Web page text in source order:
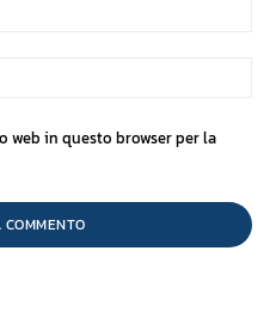
web in questo browser per la